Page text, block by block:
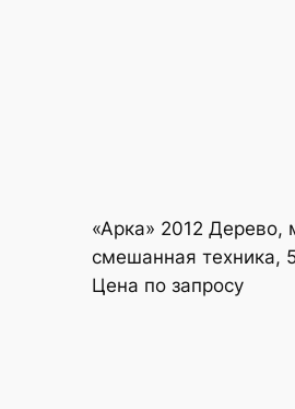
«Арка» 2012 Дерево,
смешанная техника,
Цена по запросу